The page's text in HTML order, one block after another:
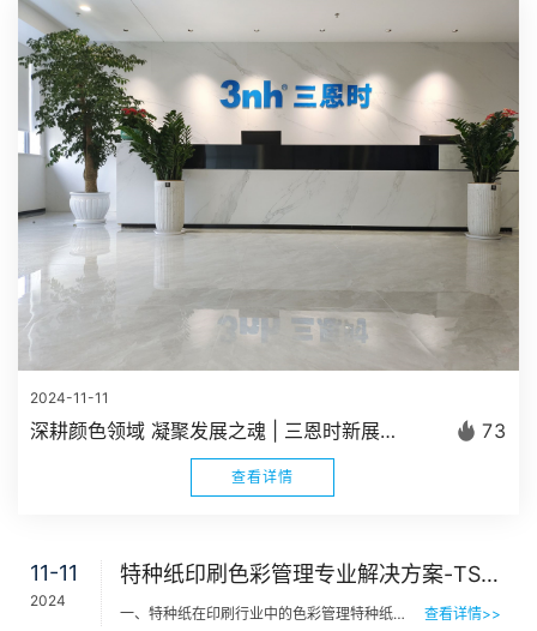
2024-11-11
深耕颜色领域 凝聚发展之魂 | 三恩时新展厅正式建成启用 73
查看详情
11-11
2024
特种纸印刷色彩管理专业解决方案-TS7830便携式测色仪
一、特种纸在印刷行业中的色彩管理特种纸，以其独特的质感和色彩表现力，在印刷行业中占据着重要的地位。特… 查看详情>>